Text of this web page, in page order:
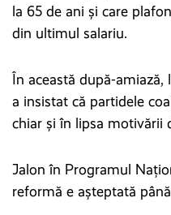
la 65 de ani și care
din ultimul salariu.
În această după-amiază,
a insistat că partidele
chiar și în lipsa motivării
Jalon în Programul
reformă e așteptată